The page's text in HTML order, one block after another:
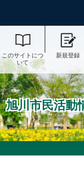
このサイトにつ
いて
新規登録
旭川市民活